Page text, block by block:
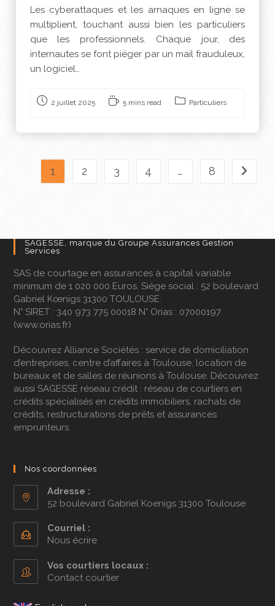
Les cyberattaques et les arnaques en ligne se
multiplient, touchant aussi bien les particuliers
que les professionnels. Chaque jour, des
internautes se font piéger par un mail frauduleux,
un logiciel…
2 juillet 2025 5 mins read Particuliers
1 2 3 4 … 8
SAGESSE, marque du Groupe Assurances Gestion
Services
SAS de courtage en assurances à capital variable
minimum de 1 020 000 Euros. Siège social : 52 boulevard
Gabriel Kœnigs 31300 TOULOUSE.
N° SIRET : 340 973 775 00018 N° Orias : 07000197
(www.orias.fr)
DécouvrezAlliance Sociétés : service de domiciliation
d’entreprises, centre d’affaires à Toulouse, location de
bureaux et de salles de réunions à Toulouse. Découvrez
aussiSAGESSE réseau crédit : réseau de courtiers en
crédits spécialisés en crédits immobiliers, rachats de
crédits, restructurations de prêts et assurances
emprunteurs.
Nos coordonnées
Adresse :
52 boulevard Gabriel Koenigs 31300 Toulouse
Courriel :
Nous écrire
Vos courtiers locaux :
Contact courtier
To get your free quotes with competitive prices for